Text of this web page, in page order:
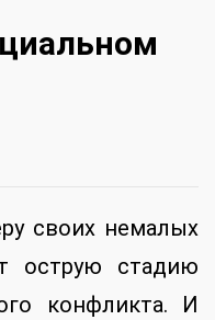
своих немалых
острую стадию
конфликта. И